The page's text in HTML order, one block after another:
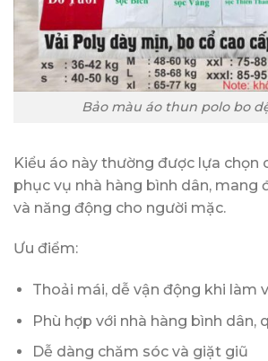
Bảo màu áo thun polo bo
Kiểu áo này thường được lựa chọn
phục vụ nhà hàng bình dân, mang
và năng động cho người mặc.
Ưu điểm:
Thoải mái, dễ vận động khi làm
Phù hợp với nhà hàng bình dân,
Dễ dàng chăm sóc và giặt giũ